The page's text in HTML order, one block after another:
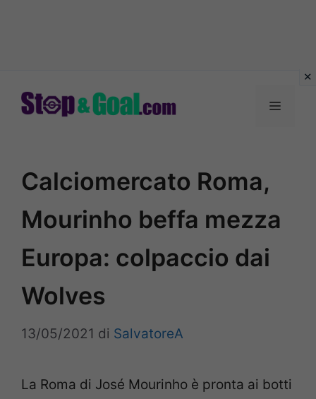
Menu
Calciomercato Roma,
Mourinho beffa mezza
Europa: colpaccio dai
Wolves
13/05/2021 di SalvatoreA
La Roma di José Mourinho è pronta ai botti